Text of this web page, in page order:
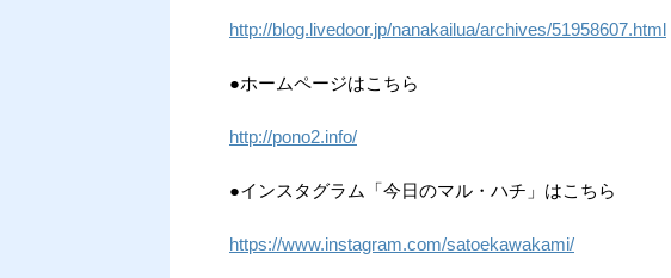
http://blog.livedoor.jp/nanakailua/archives/51958607.html
●ホームページはこちら
http://pono2.info/
●インスタグラム「今日のマル・ハチ」はこちら
https://www.instagram.com/satoekawakami/